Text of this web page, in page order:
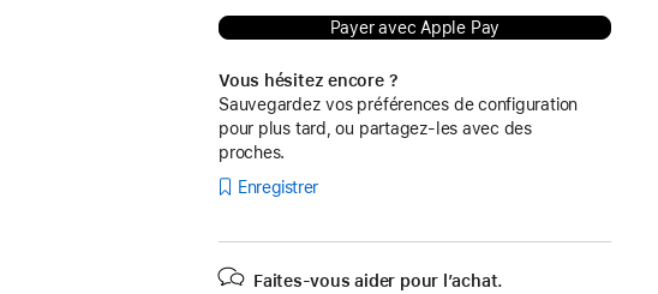
Payer avec Apple Pay
Vous hésitez encore ?
Sauvegardez vos préférences de configuration
pour plus tard, ou partagez-les avec des
proches.
Enregistrer
Faites-vous aider pour l’achat.